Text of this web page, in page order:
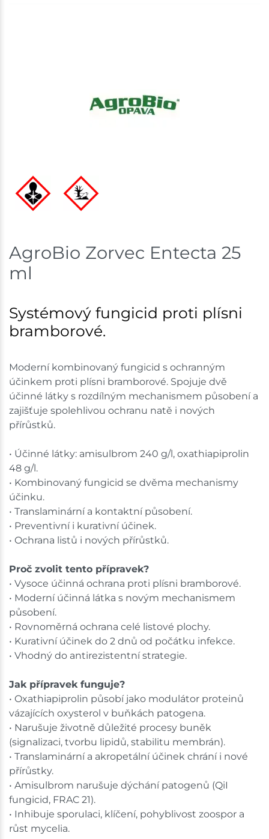
AgroBio Zorvec Entecta 25
ml
Systémový fungicid proti plísni
bramborové.
Moderní kombinovaný fungicid s ochranným
účinkem proti plísni bramborové. Spojuje dvě
účinné látky s rozdílným mechanismem působení a
zajišťuje spolehlivou ochranu natě i nových
přírůstků.
• Účinné látky: amisulbrom 240 g/l, oxathiapiprolin
48 g/l.
• Kombinovaný fungicid se dvěma mechanismy
účinku.
• Translaminární a kontaktní působení.
• Preventivní i kurativní účinek.
• Ochrana listů i nových přírůstků.
Proč zvolit tento přípravek?
• Vysoce účinná ochrana proti plísni bramborové.
• Moderní účinná látka s novým mechanismem
působení.
• Rovnoměrná ochrana celé listové plochy.
• Kurativní účinek do 2 dnů od počátku infekce.
• Vhodný do antirezistentní strategie.
Jak přípravek funguje?
• Oxathiapiprolin působí jako modulátor proteinů
vázajících oxysterol v buňkách patogena.
• Narušuje životně důležité procesy buněk
(signalizaci, tvorbu lipidů, stabilitu membrán).
• Translaminární a akropetální účinek chrání i nové
přírůstky.
• Amisulbrom narušuje dýchání patogenů (QiI
fungicid, FRAC 21).
• Inhibuje sporulaci, klíčení, pohyblivost zoospor a
růst mycelia.